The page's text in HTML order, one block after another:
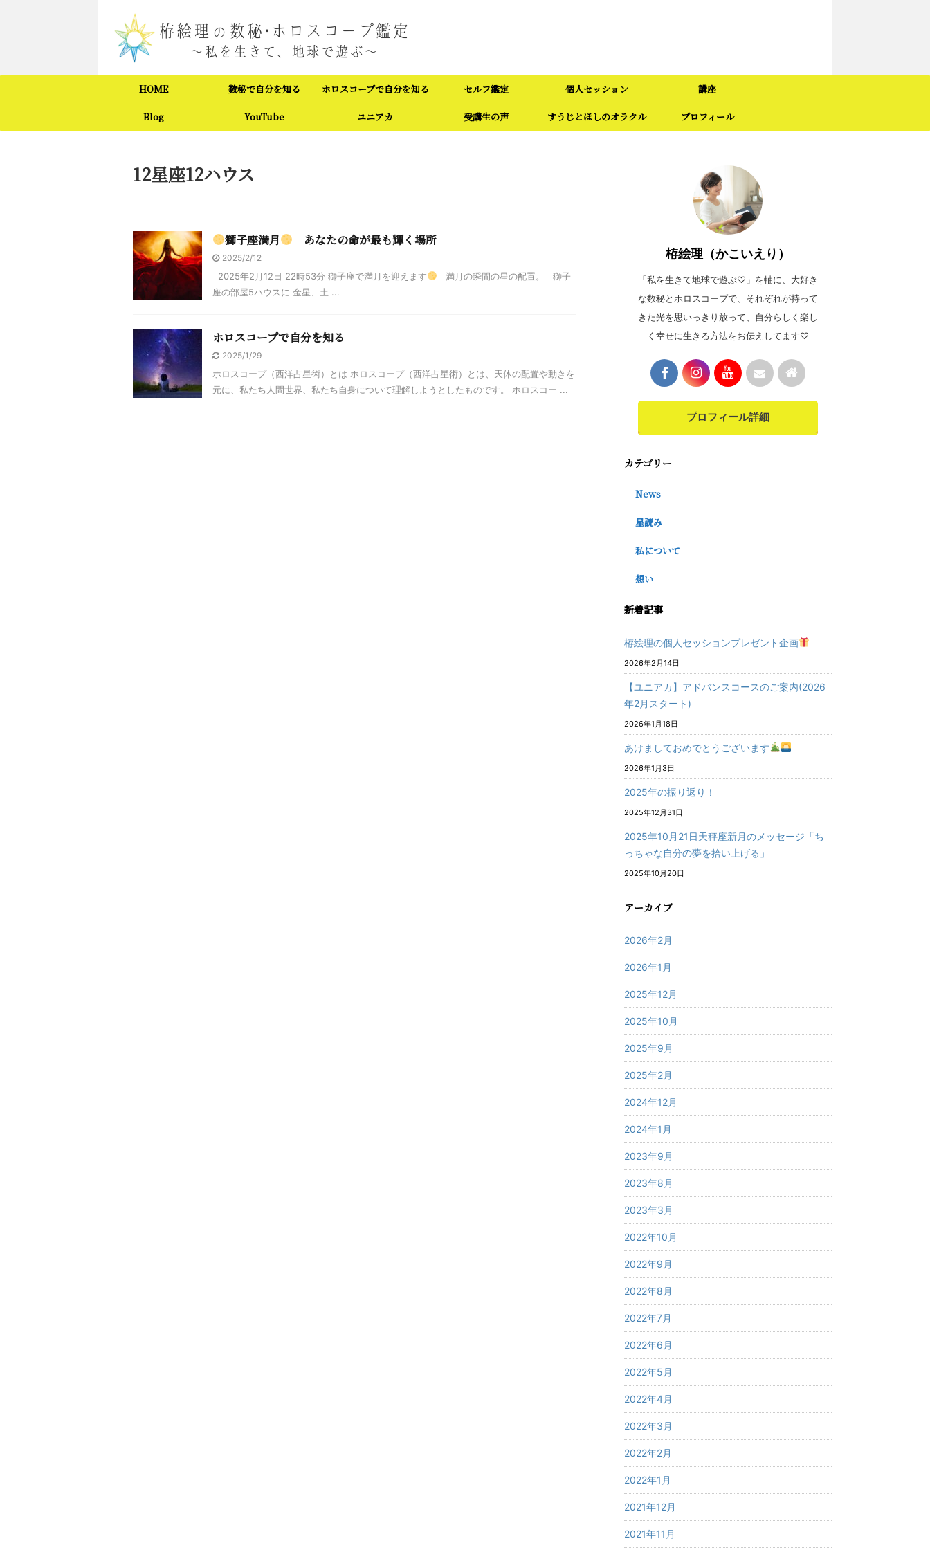
HOME 数秘で自分を知る ホロスコープで自分を知る セルフ鑑定 個人セッション 講座
Blog YouTube ユニアカ 受講生の声 すうじとほしのオラクル プロフィール
12星座12ハウス
獅子座満月 あなたの命が最も輝く場所
2025/2/12
2025年2月12日 22時53分 獅子座で満月を迎えます
満月の瞬間の星の配置。 獅子
座の部屋5ハウスに 金星、土 ...
ホロスコープで自分を知る
2025/1/29
ホロスコープ（西洋占星術）とは ホロスコープ（西洋占星術）とは、天体の配置や動きを
元に、私たち人間世界、私たち自身について理解しようとしたものです。 ホロスコー ...
栫絵理（かこいえり）
「私を生きて地球で遊ぶ♡」を軸に、大好き
な数秘とホロスコープで、それぞれが持って
きた光を思いっきり放って、自分らしく楽し
く幸せに生きる方法をお伝えしてます♡
プロフィール詳細
カテゴリー
News
星読み
私について
想い
新着記事
栫絵理の個人セッションプレゼント企画
2026年2月14日
【ユニアカ】アドバンスコースのご案内(2026
年2月スタート)
2026年1月18日
あけましておめでとうございます
2026年1月3日
2025年の振り返り！
2025年12月31日
2025年10月21日天秤座新月のメッセージ「ち
っちゃな自分の夢を拾い上げる」
2025年10月20日
アーカイブ
2026年2月
2026年1月
2025年12月
2025年10月
2025年9月
2025年2月
2024年12月
2024年1月
2023年9月
2023年8月
2023年3月
2022年10月
2022年9月
2022年8月
2022年7月
2022年6月
2022年5月
2022年4月
2022年3月
2022年2月
2022年1月
2021年12月
2021年11月